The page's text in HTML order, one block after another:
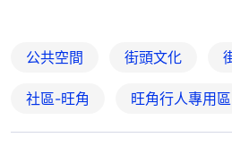
公共空間 街頭文化
社區-旺角 旺角行人專用區